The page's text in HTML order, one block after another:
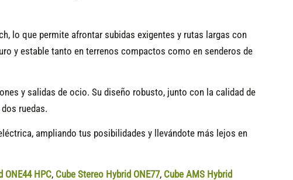
lo que permite afrontar subidas exigentes y rutas largas con
y estable tanto en terrenos compactos como en senderos de
y salidas de ocio. Su diseño robusto, junto con la calidad de
ruedas.
ampliando tus posibilidades y llevándote más lejos en
ONE44 HPC, Cube Stereo Hybrid ONE77, Cube AMS Hybrid